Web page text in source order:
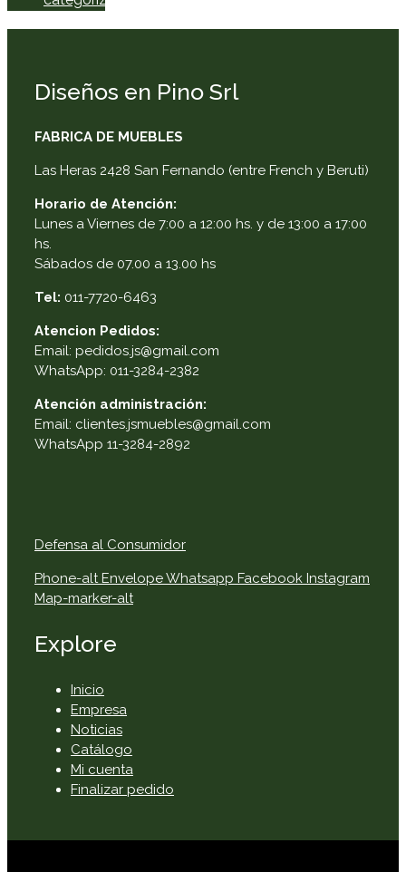
Diseños en Pino Srl
FABRICA DE MUEBLES
Las Heras 2428 San Fernando (entre French y Beruti)
Horario de Atención:
Lunes a Viernes de 7:00 a 12:00 hs. y de 13:00 a 17:00
hs.
Sábados de 07.00 a 13.00 hs
Tel: 011-7720-6463
Atencion Pedidos:
Email: pedidos.js@gmail.com
WhatsApp: 011-3284-2382
Atención administración:
Email: clientes.jsmuebles@gmail.com
WhatsApp 11-3284-2892
Defensa al Consumidor
Phone-alt EnvelopeWhatsapp Facebook Instagram
Map-marker-alt
Explore
Inicio
Empresa
Noticias
Catálogo
Mi cuenta
Finalizar pedido